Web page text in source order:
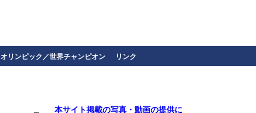
オリンピック／世界チャンピオン リンク
本サイト掲載の写真・動画の提供に